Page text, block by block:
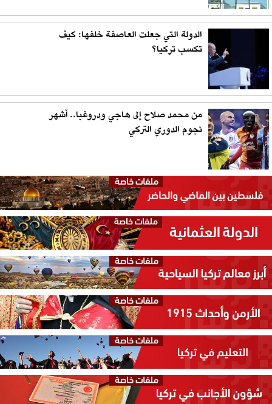
الدولة التي جعلت العاصفة خلفها: كيف
تكسب تركيا؟
من محمد صلاح إلى هاجي ودروغبا.. أشهر
نجوم الدوري التركي